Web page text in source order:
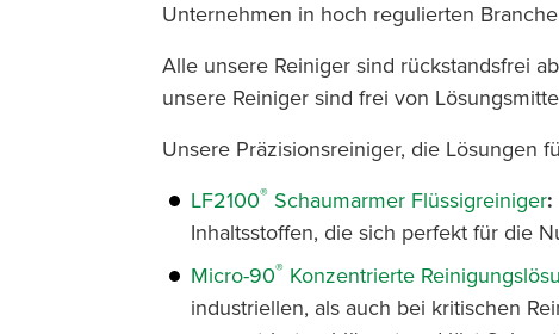
Unternehmen in hoch regulierten
Alle unsere Reiniger sind rückstandsfrei
unsere Reiniger sind frei von
Unsere Präzisionsreiniger, die Lösungen
LF2100® Schaumarmer Flüssigreiniger:
Inhaltsstoffen, die sich perfekt für die
Micro-90® Konzentrierte
industriellen, als auch bei kritischen